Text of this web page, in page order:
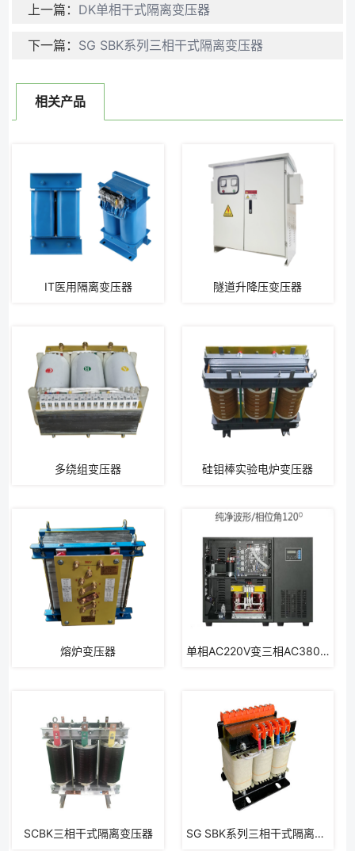
上一篇： ​DK单相干式隔离变压器
下一篇： SG SBK系列三相干式隔离变压器
相关产品
IT医用隔离变压器 隧道升降压变压器
多绕组变压器 硅钼棒实验电炉变压器
熔炉变压器 单相AC220V变三相AC380V特种变压器
SCBK三相干式隔离变压器 SG SBK系列三相干式隔离变压器